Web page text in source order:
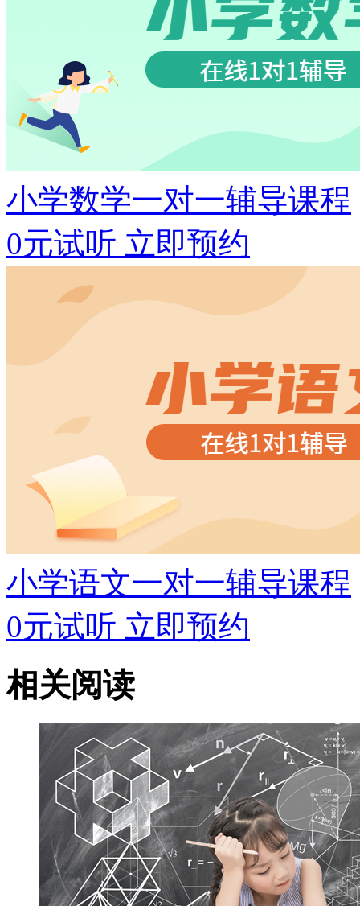
小学数学一对一辅导课程
0元试听 立即预约
小学语文一对一辅导课程
0元试听 立即预约
相关阅读